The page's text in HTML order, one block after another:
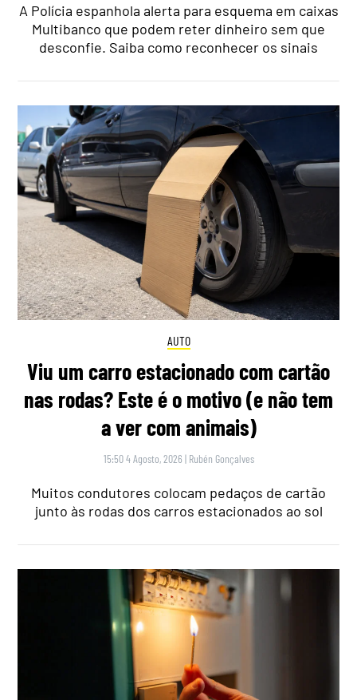
A Polícia espanhola alerta para esquema em caixas
Multibanco que podem reter dinheiro sem que
desconfie. Saiba como reconhecer os sinais
AUTO
Viu um carro estacionado com cartão
nas rodas? Este é o motivo (e não tem
a ver com animais)
15:50 4 Agosto, 2026 | Rubén Gonçalves
Muitos condutores colocam pedaços de cartão
junto às rodas dos carros estacionados ao sol